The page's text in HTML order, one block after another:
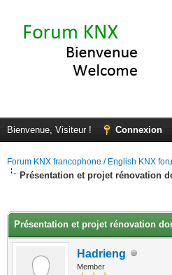
Bienvenue, Visiteur ! Connexion
Forum KNX francophone / English KNX
Présentation et projet rénovation
Présentation et projet rénovation
Hadrieng
Member